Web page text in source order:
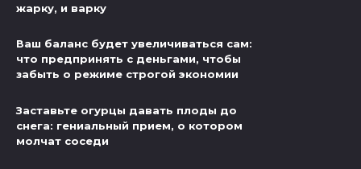
жарку, и варку
Ваш баланс будет увеличиваться сам:
что предпринять с деньгами, чтобы
забыть о режиме строгой экономии
Заставьте огурцы давать плоды до
снега: гениальный прием, о котором
молчат соседи